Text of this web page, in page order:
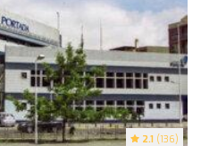
2.1 (136)